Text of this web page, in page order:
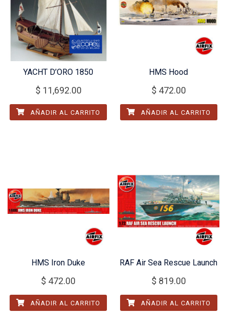
YACHT D’ORO 1850
$ 11,692.00
AÑADIR AL CARRITO
HMS Hood
$ 472.00
AÑADIR AL CARRITO
HMS Iron Duke
$ 472.00
AÑADIR AL CARRITO
RAF Air Sea Rescue Launch
$ 819.00
AÑADIR AL CARRITO